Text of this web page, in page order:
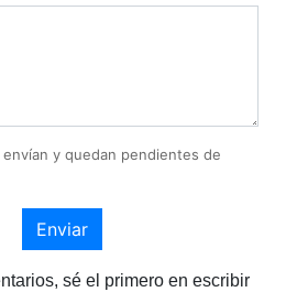
y quedan pendientes de
Enviar
sé el primero en escribir